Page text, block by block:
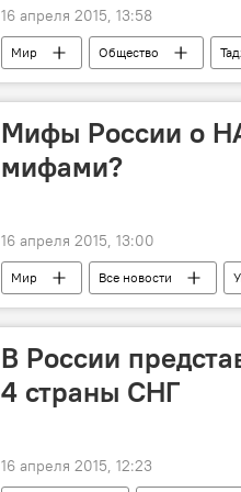
16 апреля 2015, 13:58
Мир Общество
Дубай
ОАЭ Катар
Мифы России о
мифами?
16 апреля 2015, 13:00
Мир Все новости
НАТО
Россия
В России
4 страны СНГ
16 апреля 2015, 12:23